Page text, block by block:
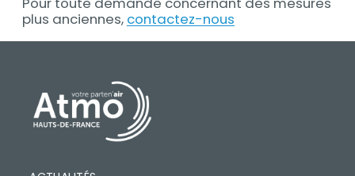
plus anciennes, contactez-nous
PIED DE PAGE